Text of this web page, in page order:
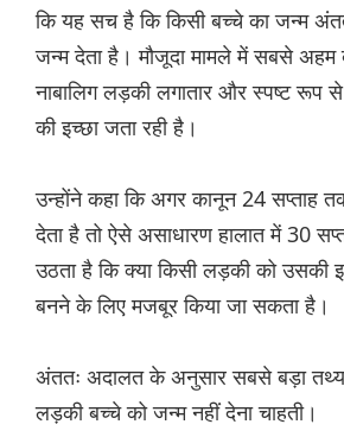
कि यह सच है कि किसी बच्चे का जन्म
जन्म देता है। मौजूदा मामले में सबसे अहम
नाबालिग लड़की लगातार और स्पष्ट रूप
की इच्छा जता रही है।
उन्होंने कहा कि अगर कानून 24 सप्ताह
देता है तो ऐसे असाधारण हालात में 30
उठता है कि क्या किसी लड़की को उसकी
बनने के लिए मजबूर किया जा सकता है।
अंततः अदालत के अनुसार सबसे बड़ा
लड़की बच्चे को जन्म नहीं देना चाहती।